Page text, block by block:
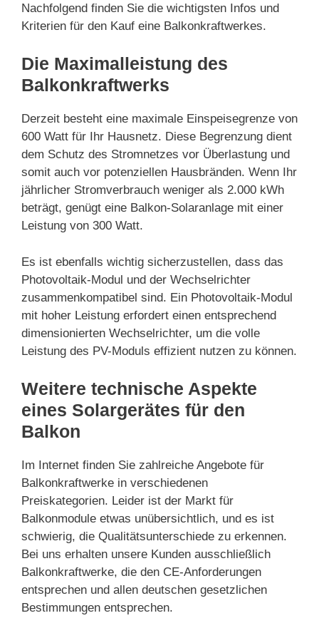
Nachfolgend finden Sie die wichtigsten Infos und
Kriterien für den Kauf eine Balkonkraftwerkes.
Die Maximalleistung des
Balkonkraftwerks
Derzeit besteht eine maximale Einspeisegrenze von
600 Watt für Ihr Hausnetz. Diese Begrenzung dient
dem Schutz des Stromnetzes vor Überlastung und
somit auch vor potenziellen Hausbränden. Wenn Ihr
jährlicher Stromverbrauch weniger als 2.000 kWh
beträgt, genügt eine Balkon-Solaranlage mit einer
Leistung von 300 Watt.
Es ist ebenfalls wichtig sicherzustellen, dass das
Photovoltaik-Modul und der Wechselrichter
zusammenkompatibel sind. Ein Photovoltaik-Modul
mit hoher Leistung erfordert einen entsprechend
dimensionierten Wechselrichter, um die volle
Leistung des PV-Moduls effizient nutzen zu können.
Weitere technische Aspekte
eines Solargerätes für den
Balkon
Im Internet finden Sie zahlreiche Angebote für
Balkonkraftwerke in verschiedenen
Preiskategorien. Leider ist der Markt für
Balkonmodule etwas unübersichtlich, und es ist
schwierig, die Qualitätsunterschiede zu erkennen.
Bei uns erhalten unsere Kunden ausschließlich
Balkonkraftwerke, die den CE-Anforderungen
entsprechen und allen deutschen gesetzlichen
Bestimmungen entsprechen.